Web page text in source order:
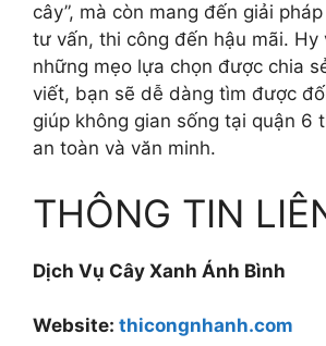
cây”, mà còn mang đến giải
tư vấn, thi công đến hậu mãi. Hy
những mẹo lựa chọn được chia
viết, bạn sẽ dễ dàng tìm được
giúp không gian sống tại quận 6
an toàn và văn minh.
THÔNG TIN
Dịch Vụ Cây Xanh Ánh Bình
Website: thicongnhanh.com